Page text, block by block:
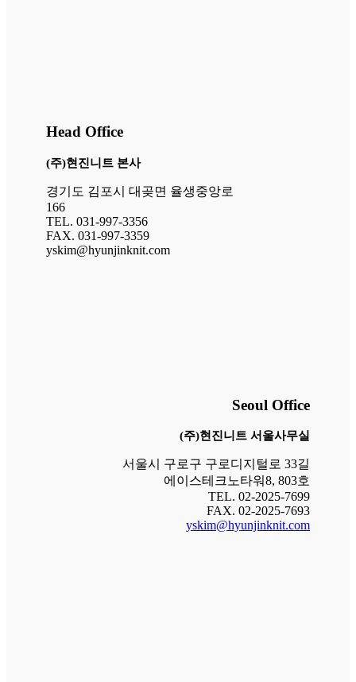
Head Office
(주)현진니트 본사
경기도 김포시 대곶면 율생중앙로
166
TEL. 031-997-3356
FAX. 031-997-3359
yskim@hyunjinknit.com
Seoul Office
(주)현진니트 서울사무실
서울시 구로구 구로디지털로 33길
에이스테크노타워8, 803호
TEL. 02-2025-7699
FAX. 02-2025-7693
yskim@hyunjinknit.com